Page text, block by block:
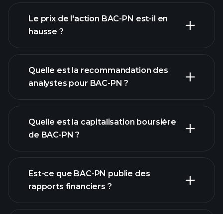
graphique
avancé
Le prix de l'action BAC-PN est-il en
hausse ?
graphique de BAC-PN
Quelle est la recommandation des
analystes pour BAC-PN ?
Quelle est la capitalisation boursière
de BAC-PN ?
notre liste
d'actions
Est-ce que BAC-PN publie des
rapports financiers ?
finances de